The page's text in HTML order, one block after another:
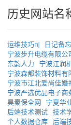
历史网站名
运维技巧nj 日记备
宁波步升电缆有限公
东韵人力 宁波江润
宁波森都装饰材料有
宁波市江北爱尚佳婚
宁波严选优品电子商
昊秦保全网 宁夏华
后端技术测试 技术
个人数据仓库 后端